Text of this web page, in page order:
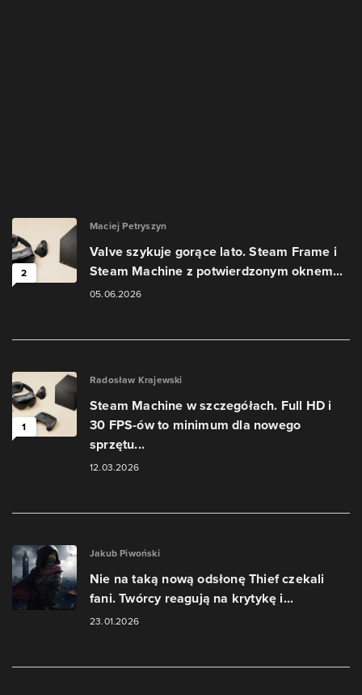
2
Maciej Petryszyn
Valve szykuje gorące lato. Steam Frame i
Steam Machine z potwierdzonym oknem...
05.06.2026
1
Radosław Krajewski
Steam Machine w szczegółach. Full HD i
30 FPS-ów to minimum dla nowego
sprzętu...
12.03.2026
Jakub Piwoński
Nie na taką nową odsłonę Thief czekali
fani. Twórcy reagują na krytykę i...
23.01.2026